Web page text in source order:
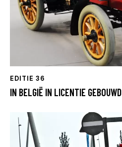
EDITIE 36
IN BELGIË IN LICENTIE GEBOUWD